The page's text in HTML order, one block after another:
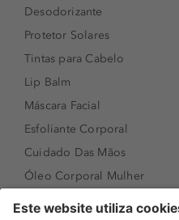
Desodorizante
Protetor Solares
Tintas para Cabelo
Lip Balm
Máscara Facial
Esfoliante Corporal
Cuidado Das Mãos
Óleo Corporal Mulher